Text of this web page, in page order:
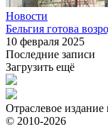
Новости
Бельгия готова
10 февраля 2025
Последние записи
Загрузить ещё
Отраслевое
© 2010-2026